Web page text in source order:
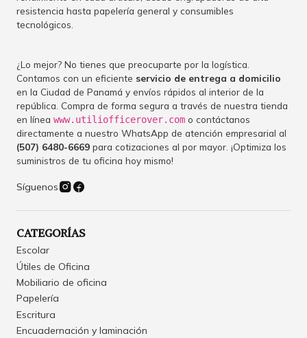
resistencia hasta papelería general y consumibles
tecnológicos.
¿Lo mejor? No tienes que preocuparte por la logística.
Contamos con un eficiente servicio de entrega a domicilio
en la Ciudad de Panamá y envíos rápidos al interior de la
república. Compra de forma segura a través de nuestra tienda
en línea www.utiliofficerover.com o contáctanos
directamente a nuestro WhatsApp de atención empresarial al
(507) 6480-6669 para cotizaciones al por mayor. ¡Optimiza los
suministros de tu oficina hoy mismo!
Síguenos
CATEGORÍAS
Escolar
Útiles de Oficina
Mobiliario de oficina
Papelería
Escritura
Encuadernación y laminación